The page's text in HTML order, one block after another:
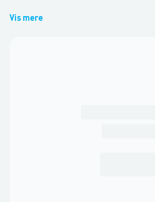
Vis mere